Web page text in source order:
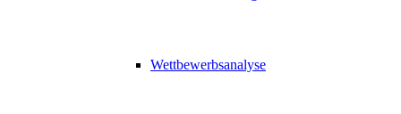
Wettbewerbsanalyse